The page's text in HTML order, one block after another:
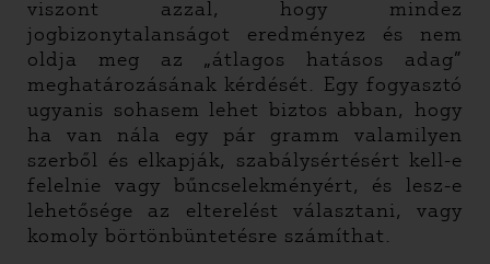
viszont azzal, hogy mindez
jogbizonytalanságot eredményez és nem
oldja meg az „átlagos hatásos adag”
meghatározásának kérdését. Egy fogyasztó
ugyanis sohasem lehet biztos abban, hogy
ha van nála egy pár gramm valamilyen
szerből és elkapják, szabálysértésért kell-e
felelnie vagy bűncselekményért, és lesz-e
lehetősége az elterelést választani, vagy
komoly börtönbüntetésre számíthat.